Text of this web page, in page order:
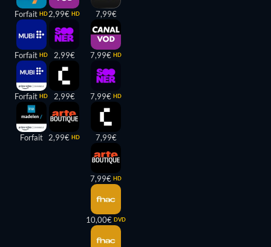
Forfait HD
Forfait HD
Forfait HD
Forfait
2,99€ HD
2,99€
2,99€
2,99€ HD
7,99€
7,99€ HD
7,99€ HD
7,99€
7,99€ HD
10,00€ DVD